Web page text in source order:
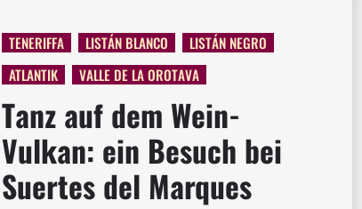
TENERIFFA LISTÁN BLANCO
LISTÁN NEGRO
ATLANTIK
VALLE DE LA OROTAVA
Tanz auf dem Wein-
Vulkan: ein Besuch bei
Suertes del Marques